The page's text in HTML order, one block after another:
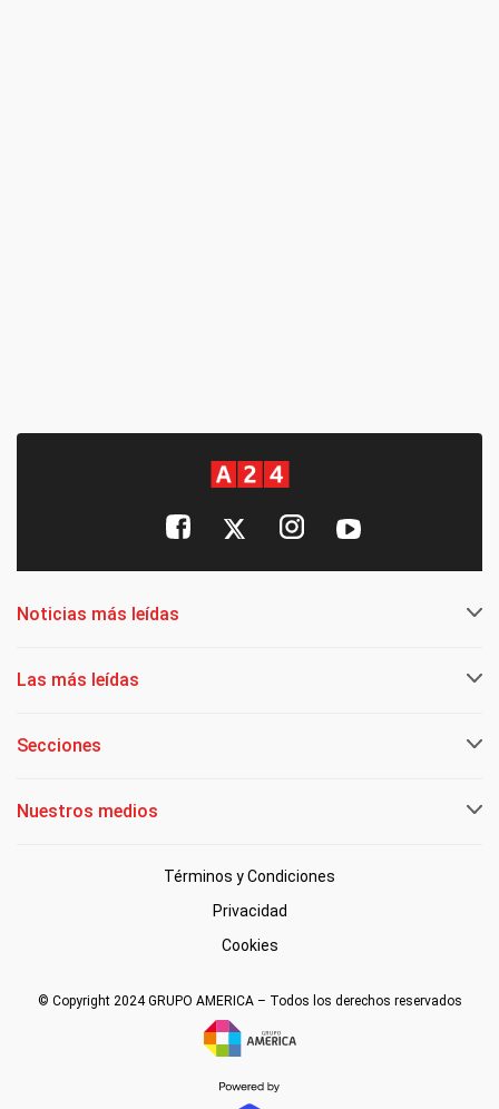
Noticias más leídas
Las más leídas
Secciones
Nuestros medios
Términos y Condiciones
Privacidad
Cookies
© Copyright 2024 GRUPO AMERICA – Todos los derechos reservados